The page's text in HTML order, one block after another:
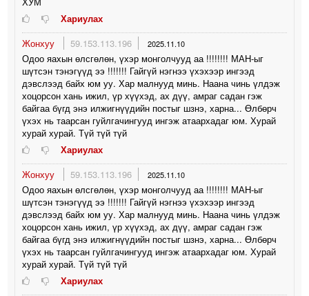
Хариулах
Жонхуу
59.153.113.196 2025.11.10
Одоо яахын өлсгөлөн, үхэр монголчууд аа !!!!!!!! МАН-ыг
шүтсэн тэнэгүүд ээ !!!!!!! Гайгүй нэгнээ үхэхээр ингээд
дэвслээд байх юм уу. Хар малнууд минь. Наана чинь үлдэж
хоцорсон хань ижил, үр хүүхэд, ах дүү, амраг садан гэж
байгаа бүгд энэ илжигнүүдийн постыг шзнэ, харна... Өлбөрч
үхэх нь таарсан гуйлгачингууд ингэж атаархадаг юм. Хурай
хурай хурай. Түй түй түй
Хариулах
Жонхуу
59.153.113.196 2025.11.10
Одоо яахын өлсгөлөн, үхэр монголчууд аа !!!!!!!! МАН-ыг
шүтсэн тэнэгүүд ээ !!!!!!! Гайгүй нэгнээ үхэхээр ингээд
дэвслээд байх юм уу. Хар малнууд минь. Наана чинь үлдэж
хоцорсон хань ижил, үр хүүхэд, ах дүү, амраг садан гэж
байгаа бүгд энэ илжигнүүдийн постыг шзнэ, харна... Өлбөрч
үхэх нь таарсан гуйлгачингууд ингэж атаархадаг юм. Хурай
хурай хурай. Түй түй түй
Хариулах